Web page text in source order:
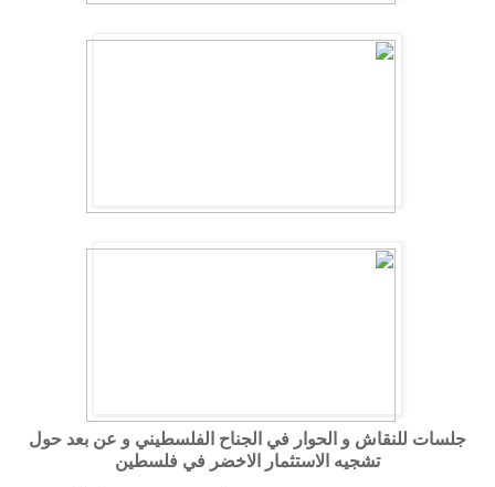
جلسات للنقاش و الحوار في الجناح الفلسطيني و عن بعد حول
تشجيه الاستثمار الاخضر في فلسطين